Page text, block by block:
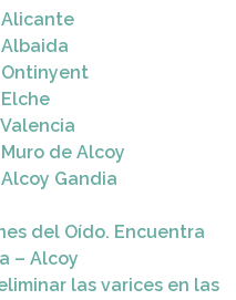
Alicante
Albaida
Ontinyent
Elche
Valencia
Muro de Alcoy
Alcoy Gandia
del Oído. Encuentra
– Alcoy
las varices en las